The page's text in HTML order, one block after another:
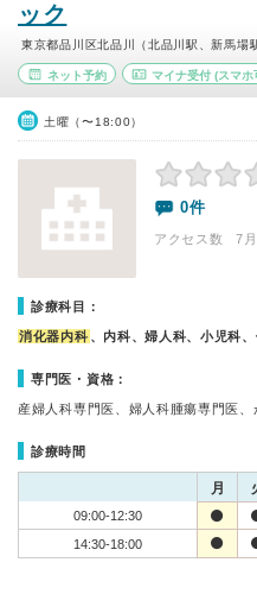
ック
東京都品川区北品川（北品川駅、新馬場
ネット予約 マイナ受付(スマホ
土曜（〜18:00）
0件
アクセス数 7
診療科目：
消化器内科 、内科、婦人科、小児科
専門医・資格：
産婦人科専門医、婦人科腫瘍専門医
診療時間
月
09:00-12:30
14:30-18:00